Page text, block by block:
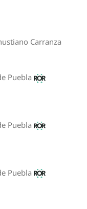
Carranza
Puebla
Puebla
Puebla